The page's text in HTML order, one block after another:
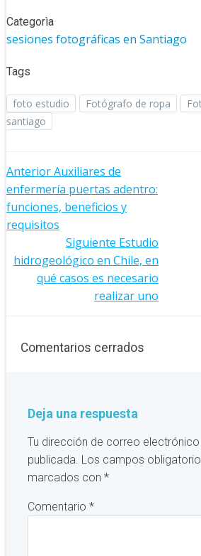
Categorìa
sesiones fotográficas en Santiago
Tags
foto estudio Fotógrafo de ropa
santiago
Navegación
de
entradas
AnteriorAuxiliares de
enfermería puertas adentro:
funciones, beneficios y
requisitos
Navegación
de
entradas
Siguiente Estudio
hidrogeológico en Chile, en
qué casos es necesario
realizar uno
Comentarios cerrados
Deja una respuesta
Tu dirección de correo
publicada. Los campos
marcados con *
Comentario *